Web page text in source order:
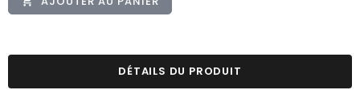
DÉTAILS DU PRODUIT